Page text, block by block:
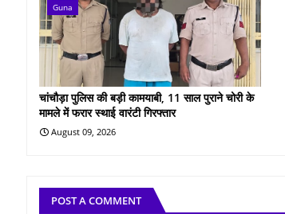
Guna
चांचौड़ा पुलिस की बड़ी कामयाबी, 11 साल पुराने चोरी के
मामले में फरार स्थाई वारंटी गिरफ्तार
August 09, 2026
POST A COMMENT